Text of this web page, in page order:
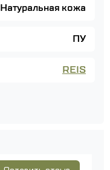
Натуральная кожа
ПУ
REIS